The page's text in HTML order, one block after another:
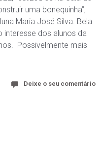
uma bonequinha”,
Maria José Silva. Bela
interesse dos alunos da
Possivelmente mais
Deixe o seu comentário